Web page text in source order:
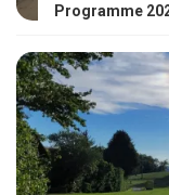
Programme